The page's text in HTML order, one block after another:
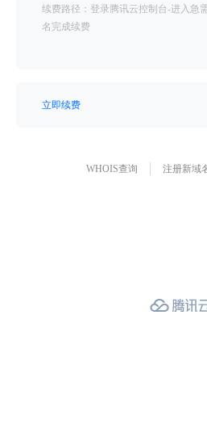
续费路径：登录腾讯云控制台-进入急
名完成续费
立即续费
WHOIS查询 注册新域